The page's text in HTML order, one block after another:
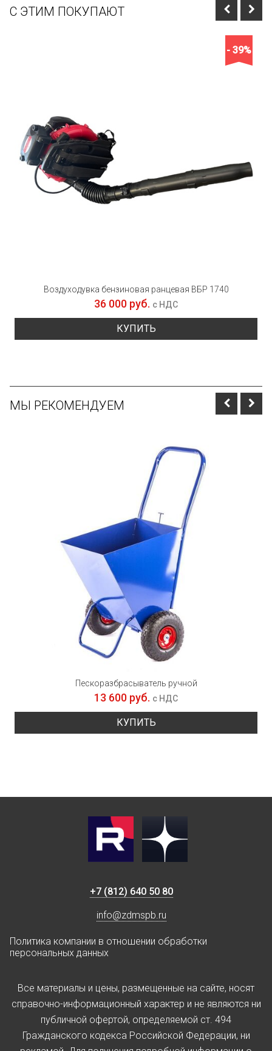
С ЭТИМ ПОКУПАЮТ
- 39%
Воздуходувка бензиновая ранцевая ВБР 1740
36 000 руб. с НДС
КУПИТЬ
МЫ РЕКОМЕНДУЕМ
Пескоразбрасыватель ручной
13 600 руб. с НДС
КУПИТЬ
+7 (812) 640 50 80
info@zdmspb.ru
Политика компании в отношении обработки
персональных данных
Все материалы и цены, размещенные на сайте, носят
справочно-информационный характер и не являются ни
публичной офертой, определяемой ст. 494
Гражданского кодекса Российской Федерации, ни